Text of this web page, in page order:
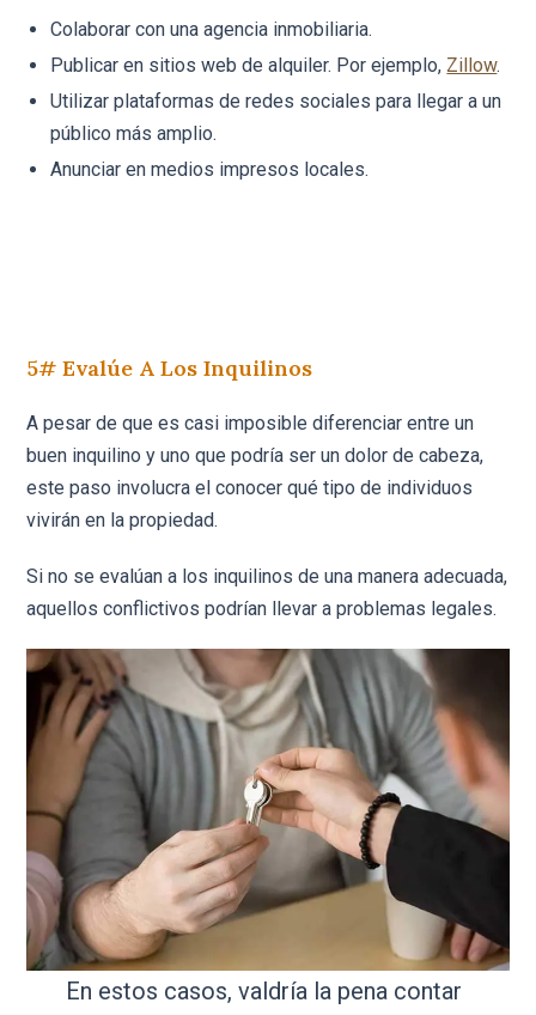
Colaborar con una agencia inmobiliaria.
Publicar en sitios web de alquiler. Por ejemplo, Zillow.
Utilizar plataformas de redes sociales para llegar a un
público más amplio.
Anunciar en medios impresos locales.
5# Evalúe A Los Inquilinos
A pesar de que es casi imposible diferenciar entre un
buen inquilino y uno que podría ser un dolor de cabeza,
este paso involucra el conocer qué tipo de individuos
vivirán en la propiedad.
Si no se evalúan a los inquilinos de una manera adecuada,
aquellos conflictivos podrían llevar a problemas legales.
En estos casos, valdría la pena contar